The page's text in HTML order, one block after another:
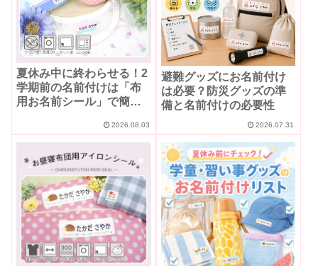
夏休み中に終わらせる！2
学期前の名前付けは「布
用お名前シール」で簡単
2026.08.03
避難グッズにお名前付け
は必要？防災グッズの準
備と名前付けの必要性
2026.07.31